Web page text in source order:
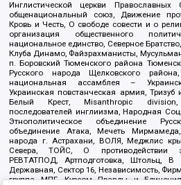
Инглистической церкви Православных
общенациональный союз, Движение
Кровь и Честь, О свободе совести и о
организация общественного
национальное единство, Северное
Клуба Динамо, Файзрахманисты,
п. Боровский Тюменского района
Русского народа Щелковского
национальная ассамблея –
Украинская повстанческая армия,
Белый Крест, Misanthropic division,
последователей инглиизма, Народная
Этнополитическое объединение
объединение Атака, Мечеть
народа г. Астрахани, ВОЛЯ, Меджлис
Севера, ТОЙС, О противодействии
РЕВТАТПОД, Артподготовка, Штольц,
Державная, Сектор 16, Независимость,
группа МПГ, Курсом Правды и